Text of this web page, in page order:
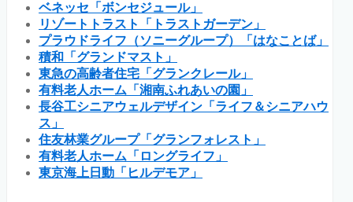
ベネッセ「ボンセジュール」
リゾートトラスト「トラストガーデン」
プラウドライフ（ソニーグループ）「はなことば」
積和「グランドマスト」
東急の高齢者住宅「グランクレール」
有料老人ホーム「湘南ふれあいの園」
長谷工シニアウェルデザイン「ライフ＆シニアハウ
ス」
住友林業グループ「グランフォレスト」
有料老人ホーム「ロングライフ」
東京海上日動「ヒルデモア」